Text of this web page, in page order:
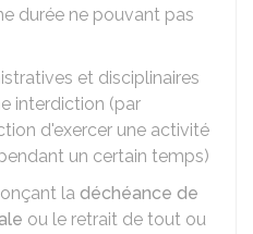
durée ne pouvant pas
et disciplinaires
interdiction (par
d'exercer une activité
un certain temps)
la déchéance de
ou le retrait de tout ou